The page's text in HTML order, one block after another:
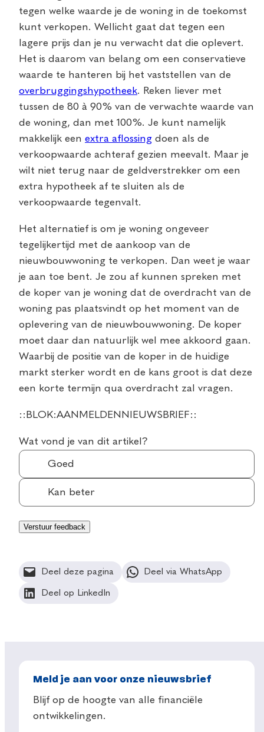
tegen welke waarde je de woning in de toekomst
kunt verkopen. Wellicht gaat dat tegen een
lagere prijs dan je nu verwacht dat die oplevert.
Het is daarom van belang om een conservatieve
waarde te hanteren bij het vaststellen van de
overbruggingshypotheek. Reken liever met
tussen de 80 à 90% van de verwachte waarde van
de woning, dan met 100%. Je kunt namelijk
makkelijk een extra aflossing doen als de
verkoopwaarde achteraf gezien meevalt. Maar je
wilt niet terug naar de geldverstrekker om een
extra hypotheek af te sluiten als de
verkoopwaarde tegenvalt.
Het alternatief is om je woning ongeveer
tegelijkertijd met de aankoop van de
nieuwbouwwoning te verkopen. Dan weet je waar
je aan toe bent. Je zou af kunnen spreken met
de koper van je woning dat de overdracht van de
woning pas plaatsvindt op het moment van de
oplevering van de nieuwbouwwoning. De koper
moet daar dan natuurlijk wel mee akkoord gaan.
Waarbij de positie van de koper in de huidige
markt sterker wordt en de kans groot is dat deze
een korte termijn qua overdracht zal vragen.
::BLOK:AANMELDENNIEUWSBRIEF::
Wat vond je van dit artikel?
Goed
Kan beter
Deel deze pagina Deel via WhatsApp
Deel op LinkedIn
Meld je aan voor onze nieuwsbrief
Blijf op de hoogte van alle financiële
ontwikkelingen.